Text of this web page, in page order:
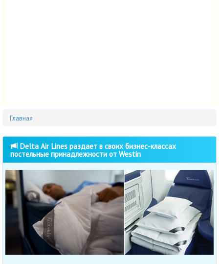
Главная
Delta Air Lines раздает в своих бизнес-классах
постельные принадлежности от Westin